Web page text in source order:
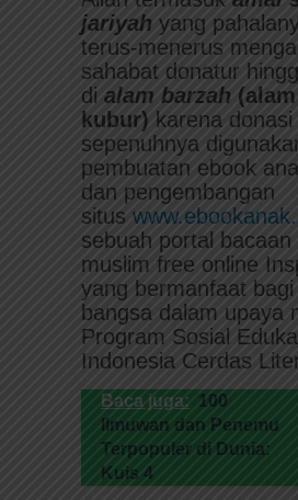
jariyah yang
terus-menerus
sahabat donatur
di alam barzah (alam
kubur) karena
sepenuhnya
pembuatan ebook
dan pengembangan
situs
sebuah portal
muslim free online
yang bermanfaat
bangsa dalam upaya
Program Sosial
Indonesia Cerdas
Baca juga: 100
Ilmuwan dan Penemu
Terpopuler di Dunia:
Kuis 4